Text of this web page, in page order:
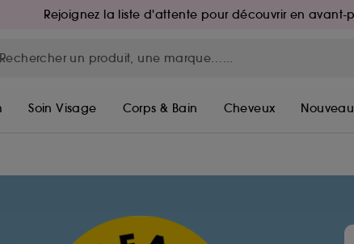
Rejoignez la liste d'attente pour découvrir en avant-
Soin Visage Corps & Bain Cheveux